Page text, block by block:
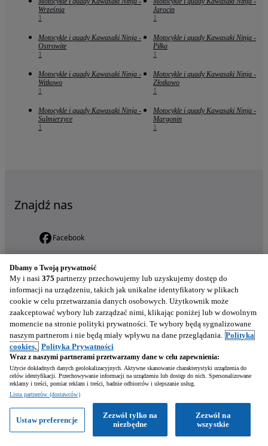
Września
1
Jarocin
1
Motocykle i quady Kawasaki Ninja -
Ostrowite
1
Motocykle i quady Kawasaki Ninja -
Piłka
1
Motocykle i quady Kawasaki Ninja -
Witkowo
1
Motocykle i quady Kawasaki Ninja -
Złotkowo
1
Motocykle i quady Kawasaki Ninja -
Sulmierzyce
1
Motocykle i quady Kawasaki Ninja -
Margonin
1
Znajdź nas
Facebook
YouTube
TikTok
Obsługa klienta
Telefon: +48 61 880 32 21, 48 539 146 861
(od pn. do pt. w godz. 08:00 - 17:00)
Email: pomoc@otomoto.pl
(od pn. do nd. w godz. 08:00 - 20:00)
Chat:(od pn. do pt. w godz. 09:00 - 17:00)
Otomoto
Dbamy o Twoją prywatność
My i nasi 375 partnerzy przechowujemy lub uzyskujemy dostęp do
informacji na urządzeniu, takich jak unikalne identyfikatory w plikach
cookie w celu przetwarzania danych osobowych. Użytkownik może
zaakceptować wybory lub zarządzać nimi, klikając poniżej lub w dowolnym
momencie na stronie polityki prywatności. Te wybory będą sygnalizowane
naszym partnerom i nie będą miały wpływu na dane przeglądania. Polityka
cookies, Polityka Prywatności
Wraz z naszymi partnerami przetwarzamy dane w celu zapewnienia:
Użycie dokładnych danych geolokalizacyjnych. Aktywne skanowanie charakterystyki urządzenia do
celów identyfikacji. Przechowywanie informacji na urządzeniu lub dostęp do nich. Spersonalizowane
reklamy i treści, pomiar reklam i treści, badnie odbiorców i ulepszanie usług.
Lista partnerów (dostawców)
Zezwól na
wszystkie
Zezwól tylko na
niezbędne
Ustaw preferencje